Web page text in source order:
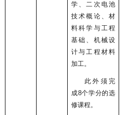
学、二次电池
技术概论、材
料科学与工程
基础、机械设
计与工程材料
加工。
此外须完
成8个学分的选
修课程。